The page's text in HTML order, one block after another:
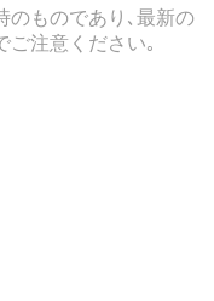
のものであり､最新の
ご注意ください｡